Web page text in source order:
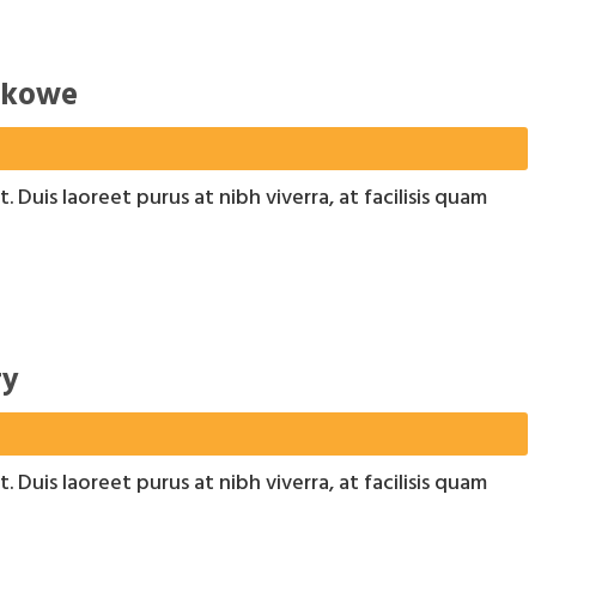
laoreet purus at nibh viverra, at facilisis quam
laoreet purus at nibh viverra, at facilisis quam